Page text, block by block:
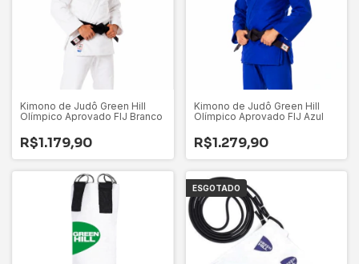
Kimono de Judô Green Hill
Olímpico Aprovado FIJ Branco
R$1.179,90
Kimono de Judô Green Hill
Olímpico Aprovado FIJ Azul
R$1.279,90
ESGOTADO